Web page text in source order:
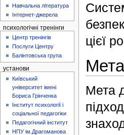
цієї
Мета
Навчальна література
Інтернет-джерела
психологічні тренінги
Центр тренінгів
Послуги Центру
Балінтовська група
установи
Київський
університет імені
Бориса Грінченка
Інститут психології і
соціальної педагогіки
Педагогічний інститут
НПУ ім.Драгоманова